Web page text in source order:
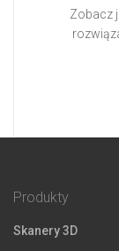
Zobacz
Produkty
Skanery 3D